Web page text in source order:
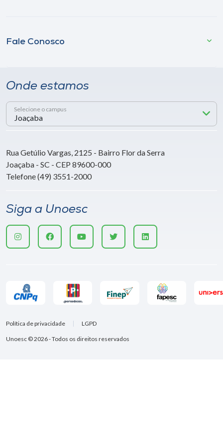
Fale Conosco
Onde estamos
Selecione o campus
Rua Getúlio Vargas, 2125 - Bairro Flor da Serra
Joaçaba - SC - CEP 89600-000
Telefone (49) 3551-2000
Siga a Unoesc
Unoesc © 2026 - Todos os direitos reservados
Política de privacidade LGPD